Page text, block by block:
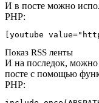
И в посте можно
PHP:
[youtube
Показ RSS ленты
И на последок, можно
посте с помощью
PHP: